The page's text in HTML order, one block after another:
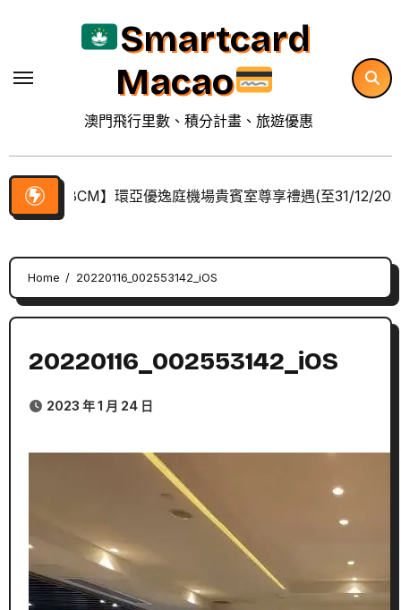
Smartcard
Macao
澳門飛行里數、積分計畫、旅遊優惠
【BCM】環亞優逸庭機場貴賓室尊享禮遇(至31/12/
Home 20220116_002553142_iOS
20220116_002553142_iOS
2023 年 1 月 24 日